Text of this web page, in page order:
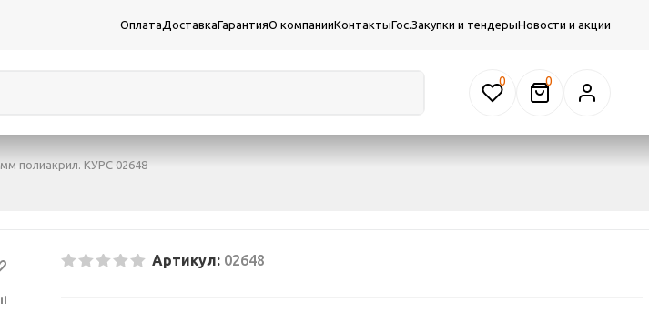
ОплатаДоставкаГарантияО компанииКонтактыГос.Закупки и тендерыНовости и акции
0
полиакрил. КУРС 02648
Артикул: 02648